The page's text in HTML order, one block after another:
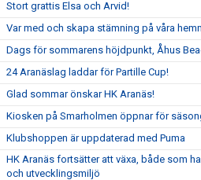
Stort grattis Elsa och Arvid!
Var med och skapa stämning på våra
Dags för sommarens höjdpunkt, Åhus
24 Aranäslag laddar för Partille Cup!
Glad sommar önskar HK Aranäs!
Kiosken på Smarholmen öppnar för
Klubshoppen är uppdaterad med Puma
HK Aranäs fortsätter att växa, både som
och utvecklingsmiljö